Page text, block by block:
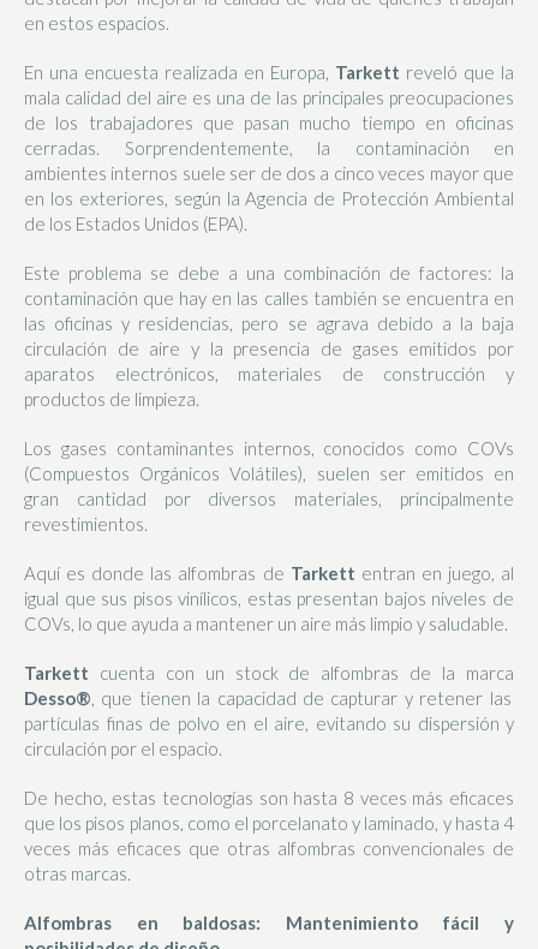
en estos espacios.
En una encuesta realizada en Europa, Tarkett reveló que la
mala calidad del aire es una de las principales preocupaciones
de los trabajadores que pasan mucho tiempo en oficinas
cerradas. Sorprendentemente, la contaminación en
ambientes internos suele ser de dos a cinco veces mayor que
en los exteriores, según la Agencia de Protección Ambiental
de los Estados Unidos (EPA).
Este problema se debe a una combinación de factores: la
contaminación que hay en las calles también se encuentra en
las oficinas y residencias, pero se agrava debido a la baja
circulación de aire y la presencia de gases emitidos por
aparatos electrónicos, materiales de construcción y
productos de limpieza.
Los gases contaminantes internos, conocidos como COVs
(Compuestos Orgánicos Volátiles), suelen ser emitidos en
gran cantidad por diversos materiales, principalmente
revestimientos.
Aquí es donde las alfombras de Tarkett entran en juego, al
igual que sus pisos vinílicos, estas presentan bajos niveles de
COVs, lo que ayuda a mantener un aire más limpio y saludable.
Tarkett cuenta con un stock de alfombras de la marca
Desso®, que tienen la capacidad de capturar y retener las
partículas finas de polvo en el aire, evitando su dispersión y
circulación por el espacio.
De hecho, estas tecnologías son hasta 8 veces más eficaces
que los pisos planos, como el porcelanato y laminado, y hasta 4
veces más eficaces que otras alfombras convencionales de
otras marcas.
Alfombras en baldosas: Mantenimiento fácil y